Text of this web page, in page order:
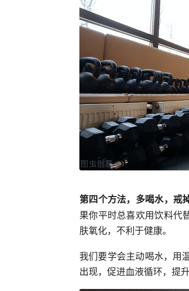
第四个方法，多喝水，戒
果你平时总喜欢用饮料代
肤氧化，不利于健康。
我们要学会主动喝水，用
出现，促进血液循环，提